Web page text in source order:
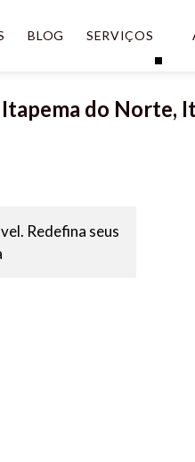
SERVIÇOS
BLOG
do Norte,
Redefina seus